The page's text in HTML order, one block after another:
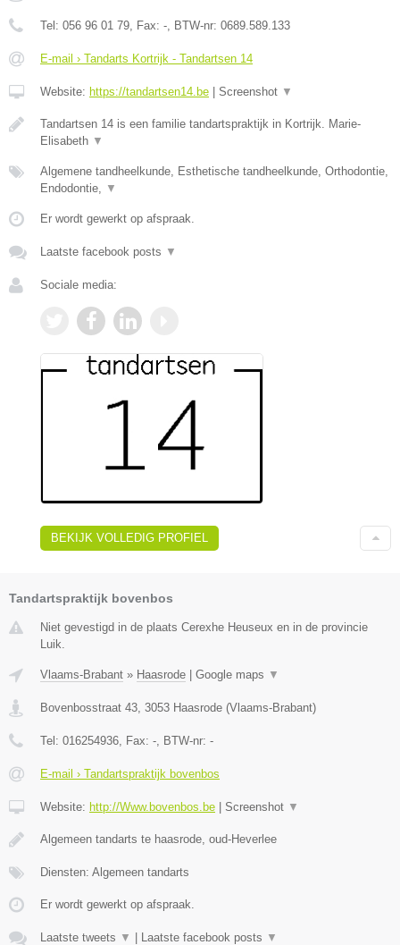
Tel: 056 96 01 79, Fax: -, BTW-nr: 0689.589.133
E-mail › Tandarts Kortrijk - Tandartsen 14
Website: https://tandartsen14.be Screenshot ▼
Tandartsen 14 is een familie tandartspraktijk in Kortrijk. Marie-
Elisabeth ▼
Algemene tandheelkunde, Esthetische tandheelkunde, Orthodontie,
Endodontie, ▼
Er wordt gewerkt op afspraak.
Laatste facebook posts ▼
Sociale media:
BEKIJK VOLLEDIG PROFIEL
Tandartspraktijk bovenbos
Niet gevestigd in de plaats Cerexhe Heuseux en in de provincie
Luik.
Vlaams-Brabant » Haasrode | Google maps ▼
Bovenbosstraat 43 3053 Haasrode (Vlaams-Brabant)
Tel: 016254936 , Fax: - , BTW-nr: -
E-mail › Tandartspraktijk bovenbos
Website: http://Www.bovenbos.be | Screenshot ▼
Algemeen tandarts te haasrode, oud-Heverlee
Diensten: Algemeen tandarts
Er wordt gewerkt op afspraak.
Laatste tweets ▼ | Laatste facebook posts ▼